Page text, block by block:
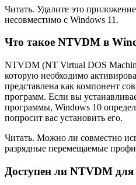
Читать. Удалите это
несовместимо с Windows 11.
Что такое NTVDM в
NTVDM (NT Virtual DOS
которую необходимо
представлена ​​как компонент
программ. Если вы
программы, Windows 10
попросит вас установить его.
Читать. Можно ли совместно
разрядные перемещаемые
Доступен ли NTVDM для